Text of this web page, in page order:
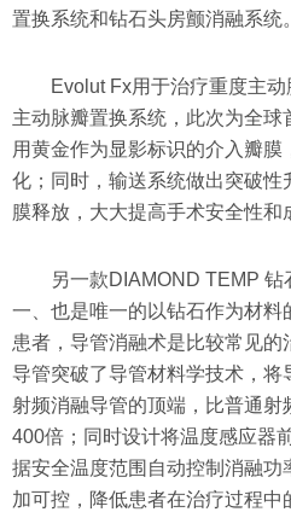
置换系统和钻石头房颤消融系统。
Evolut Fx用于治疗重度主
主动脉瓣置换系统，此次为全
用黄金作为显影标识的介入瓣
化；同时，输送系统做出突破
膜释放，大大提高手术安全性和
另一款DIAMOND TEMP
一、也是唯一的以钻石作为材料
患者，导管消融术是比较常见
导管突破了导管材料学技术，将
射频消融导管的顶端，比普通射
400倍；同时设计将温度感应器
据安全温度范围自动控制消融功
加可控，降低患者在治疗过程中